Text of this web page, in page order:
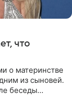
что
о материнстве
из сыновей.
беседы